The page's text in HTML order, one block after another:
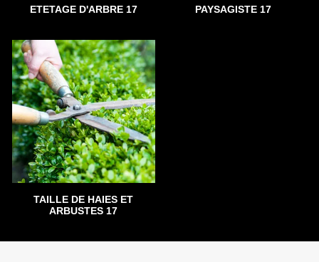
ETETAGE D'ARBRE 17 PAYSAGISTE 17
TAILLE DE HAIES ET
ARBUSTES 17